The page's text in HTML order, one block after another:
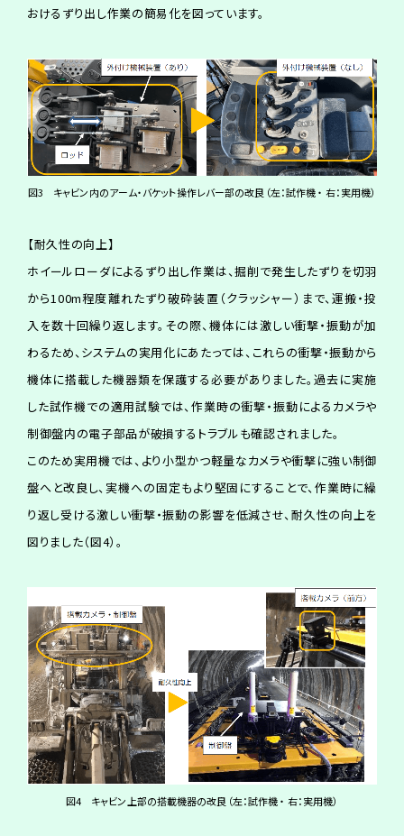
おけるずり出し作業の簡易化を図っています。
図3 キャビン内のアーム・バケット操作レバー部の改良（左：試作機 ・ 右：実用機）
【耐久性の向上】
ホイールローダによるずり出し作業は、掘削で発生したずりを切羽
から100m程度離れたずり破砕装置（クラッシャー）まで、運搬・投
入を数十回繰り返します。その際、機体には激しい衝撃・振動が加
わるため、システムの実用化にあたっては、これらの衝撃・振動から
機体に搭載した機器類を保護する必要がありました。過去に実施
した試作機での適用試験では、作業時の衝撃・振動によるカメラや
制御盤内の電子部品が破損するトラブルも確認されました。
このため実用機では、より小型かつ軽量なカメラや衝撃に強い制御
盤へと改良し、実機への固定もより堅固にすることで、作業時に繰
り返し受ける激しい衝撃・振動の影響を低減させ、耐久性の向上を
図りました（図4）。
図4 キャビン上部の搭載機器の改良（左：試作機 ・ 右：実用機）